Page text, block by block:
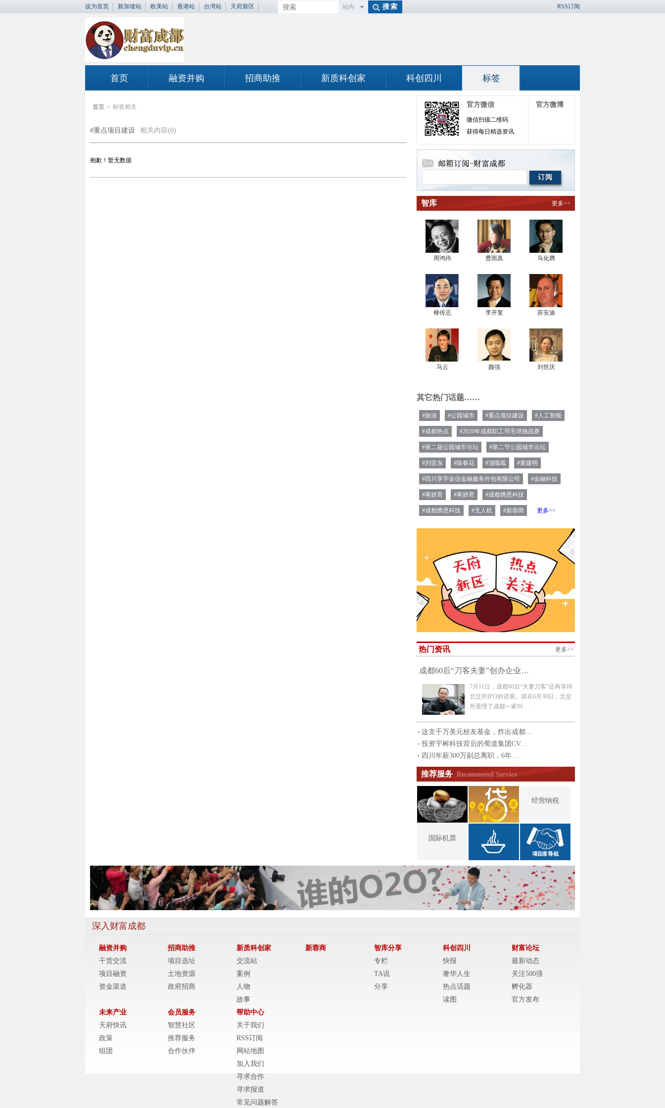
设为首页 新加坡站 欧美站 香港站 台湾站 天府新区
站内
RSS订阅
首页 融资并购 招商助推 新质科创家 科创四川 标签
首页 > 标签相关
#重点项目建设 相关内容(0)
抱歉！暂无数据
官方微信
微信扫描二维码
获得每日精选资讯
官方微博
更多>>
智库
周鸿祎 曹雨真 马化腾
柳传志 李开复 苏安迪
马云 颜强 刘世庆
其它热门话题……
#旅游 #公园城市 #重点项目建设 #人工智能
#成都热点 #2020年成都职工羽毛球挑战赛
#第二届公园城市论坛 #第二节公园城市论坛
#刘亚东 #陈春花 #顶呱呱 #黄建明
#四川享宇金信金融服务外包有限公司 #金融科技
#蒋妍君 #蒋妍君 #成都携恩科技
#成都携恩科技 #无人机 #新蓉商 更多>>
更多>>
热门资讯
成都60后“刀客夫妻”创办企业…
7月11日，成都60后“夫妻刀客”还再等待
北交所IPO的进展。就在6月30日，北交
所受理了成都一家叫…
这支千万美元校友基金，炸出成都…
投资宇树科技背后的蜀道集团CV…
四川年薪300万副总离职，6年…
推荐服务 Recommend Service
经营纳税
国际机票
深入财富成都
融资并购
干货交流
项目融资
资金渠道
招商助推
项目选址
土地资源
政府招商
新质科创家
交流站
案例
人物
故事
新蓉商
智库分享
专栏
TA说
分享
科创四川
快报
奢华人生
热点话题
读图
财富论坛
最新动态
关注500强
孵化器
官方发布
未来产业
天府快讯
政策
组团
会员服务
智慧社区
推荐服务
合作伙伴
帮助中心
关于我们
RSS订阅
网站地图
加入我们
寻求合作
寻求报道
常见问题解答